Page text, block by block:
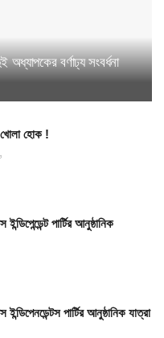
বর্ণাঢ্য সংবর্ধনা
হোক !
পার্টির আনুষ্ঠানিক
ইন্ডিপেনডেন্টস পার্টির আনুষ্ঠানিক যাত্রা